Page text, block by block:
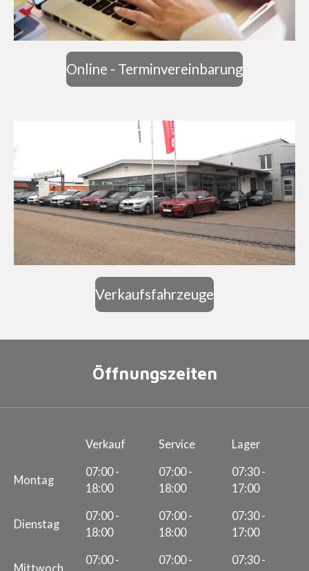
Online - Terminvereinbarung
Verkaufsfahrzeuge
Öffnungszeiten
Verkauf Service Lager
Montag
07:00 -
18:00
07:00 -
18:00
07:30 -
17:00
Dienstag
07:00 -
18:00
07:00 -
18:00
07:30 -
17:00
Mittwoch
07:00 -
07:00 -
07:30 -